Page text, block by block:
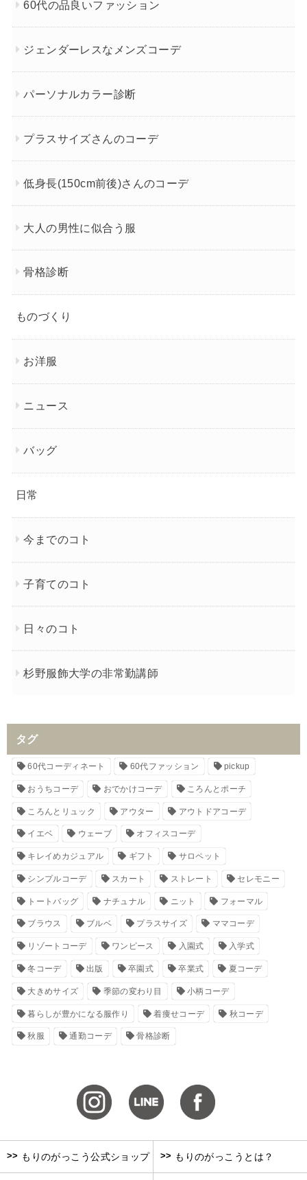
60代の品良いファッション
ジェンダーレスなメンズコーデ
パーソナルカラー診断
プラスサイズさんのコーデ
低身長(150cm前後)さんのコーデ
大人の男性に似合う服
骨格診断
ものづくり
お洋服
ニュース
バッグ
日常
今までのコト
子育てのコト
日々のコト
杉野服飾大学の非常勤講師
タグ
60代コーディネート 60代ファッション pickup
おうちコーデ おでかけコーデ ころんとポーチ
ころんとリュック アウター アウトドアコーデ
イエベ ウェーブ オフィスコーデ
キレイめカジュアル ギフト サロペット
シンプルコーデ スカート ストレート セレモニー
トートバッグ ナチュナル ニット フォーマル
ブラウス ブルベ プラスサイズ ママコーデ
リゾートコーデ ワンピース 入園式 入学式
冬コーデ 出版 卒園式 卒業式 夏コーデ
大きめサイズ 季節の変わり目 小柄コーデ
暮らしが豊かになる服作り 着痩せコーデ 秋コーデ
秋服 通勤コーデ 骨格診断
>> もりのがっこう公式ショップ >> もりのがっこうとは？